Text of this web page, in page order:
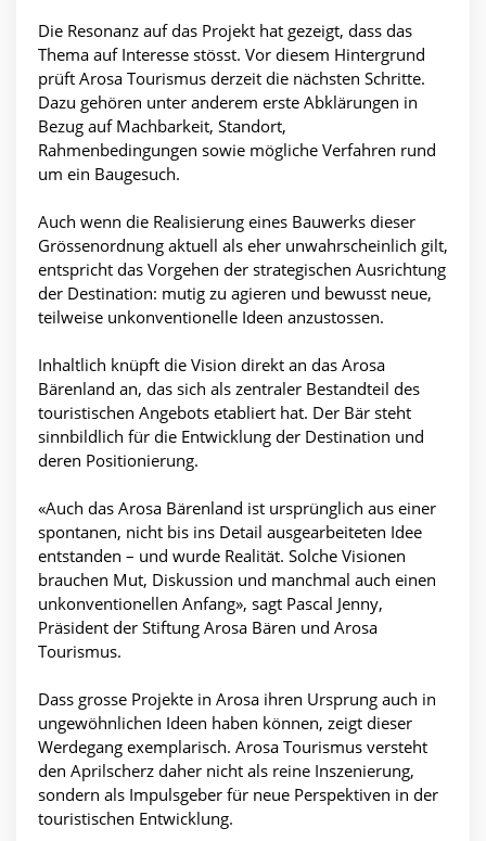
Die Resonanz auf das Projekt hat gezeigt, dass das
Thema auf Interesse stösst. Vor diesem Hintergrund
prüft Arosa Tourismus derzeit die nächsten Schritte.
Dazu gehören unter anderem erste Abklärungen in
Bezug auf Machbarkeit, Standort,
Rahmenbedingungen sowie mögliche Verfahren rund
um ein Baugesuch.
Auch wenn die Realisierung eines Bauwerks dieser
Grössenordnung aktuell als eher unwahrscheinlich gilt,
entspricht das Vorgehen der strategischen Ausrichtung
der Destination: mutig zu agieren und bewusst neue,
teilweise unkonventionelle Ideen anzustossen.
Inhaltlich knüpft die Vision direkt an das Arosa
Bärenland an, das sich als zentraler Bestandteil des
touristischen Angebots etabliert hat. Der Bär steht
sinnbildlich für die Entwicklung der Destination und
deren Positionierung.
«Auch das Arosa Bärenland ist ursprünglich aus einer
spontanen, nicht bis ins Detail ausgearbeiteten Idee
entstanden – und wurde Realität. Solche Visionen
brauchen Mut, Diskussion und manchmal auch einen
unkonventionellen Anfang», sagt Pascal Jenny,
Präsident der Stiftung Arosa Bären und Arosa
Tourismus.
Dass grosse Projekte in Arosa ihren Ursprung auch in
ungewöhnlichen Ideen haben können, zeigt dieser
Werdegang exemplarisch. Arosa Tourismus versteht
den Aprilscherz daher nicht als reine Inszenierung,
sondern als Impulsgeber für neue Perspektiven in der
touristischen Entwicklung.